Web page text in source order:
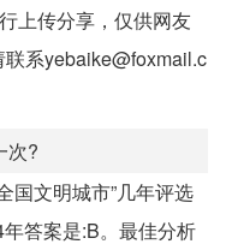
上传分享，仅供网友
系yebaike@foxmail.c
次?
国文明城市”几年评选
答案是:B。最佳分析